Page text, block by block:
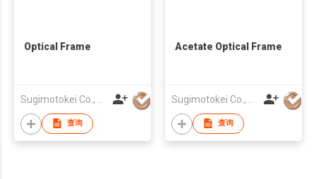
Optical Frame
查询
Acetate Optical Frame
查询